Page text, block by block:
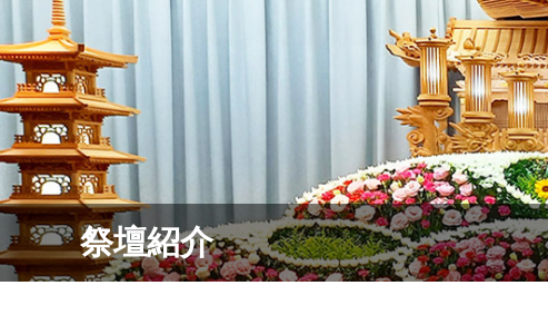
祭壇紹介